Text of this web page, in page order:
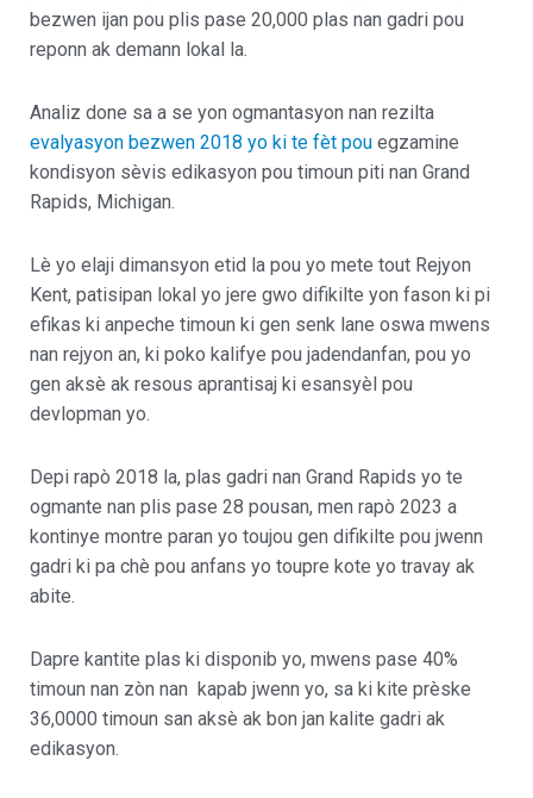
bezwen ijan pou plis pase 20,000 plas nan gadri pou
reponn ak demann lokal la.
Analiz done sa a se yon ogmantasyon nan rezilta
evalyasyon bezwen 2018 yo ki te fèt pou egzamine
kondisyon sèvis edikasyon pou timoun piti nan Grand
Rapids, Michigan.
Lè yo elaji dimansyon etid la pou yo mete tout Rejyon
Kent, patisipan lokal yo jere gwo difikilte yon fason ki pi
efikas ki anpeche timoun ki gen senk lane oswa mwens
nan rejyon an, ki poko kalifye pou jadendanfan, pou yo
gen aksè ak resous aprantisaj ki esansyèl pou
devlopman yo.
Depi rapò 2018 la, plas gadri nan Grand Rapids yo te
ogmante nan plis pase 28 pousan, men rapò 2023 a
kontinye montre paran yo toujou gen difikilte pou jwenn
gadri ki pa chè pou anfans yo toupre kote yo travay ak
abite.
Dapre kantite plas ki disponib yo, mwens pase 40%
timoun nan zòn nan kapab jwenn yo, sa ki kite prèske
36,0000 timoun san aksè ak bon jan kalite gadri ak
edikasyon.